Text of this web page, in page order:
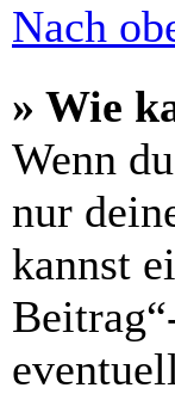
Nach
» Wie
Wenn
nur
kannst